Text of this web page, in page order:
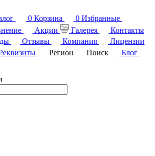
0 Корзина 0 Избранные
Акции Галерея
Контакты
Отзывы Компания
Лицензии
Регион Поиск
Блог